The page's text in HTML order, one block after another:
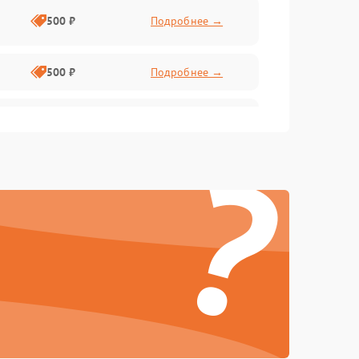
500 ₽ Подробнее →
500 ₽ Подробнее →
500 ₽
Подробнее →
Подробнее →
?